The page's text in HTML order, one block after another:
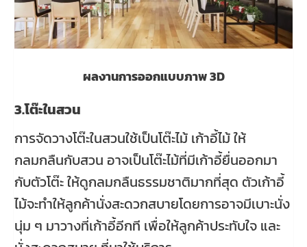
ผลงานการออกแบบภาพ 3D
3.โต๊ะในสวน
การจัดวางโต๊ะในสวนใช้เป็นโต๊ะไม้ เก้าอี้ไม้ ให้
กลมกลืนกับสวน อาจเป็นโต๊ะไม้ที่มีเก้าอี้ยื่นออกมา
กับตัวโต๊ะ ให้ดูกลมกลืนธรรมชาติมากที่สุด ตัวเก้าอี้
ไม้จะทำให้ลูกค้านั่งสะดวกสบายโดยการอาจมีเบาะนั่ง
นุ่ม ๆ มาวางที่เก้าอี้อีกที เพื่อให้ลูกค้าประทับใจ และ